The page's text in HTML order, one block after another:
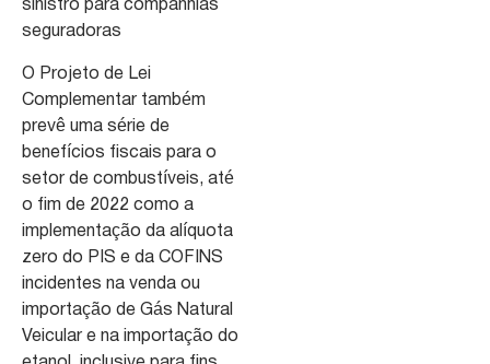
sinistro para companhias
seguradoras
O Projeto de Lei
Complementar também
prevê uma série de
benefícios fiscais para o
setor de combustíveis, até
o fim de 2022 como a
implementação da alíquota
zero do PIS e da COFINS
incidentes na venda ou
importação de Gás Natural
Veicular e na importação do